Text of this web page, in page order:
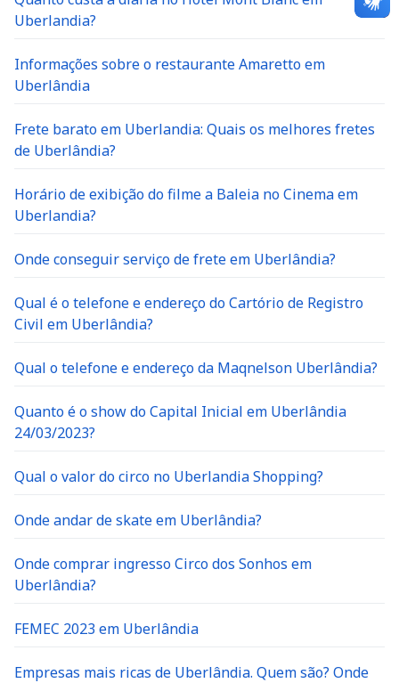
Uberlandia?
Informações sobre o restaurante Amaretto em
Uberlândia
Frete barato em Uberlandia: Quais os melhores fretes
de Uberlândia?
Horário de exibição do filme a Baleia no Cinema em
Uberlandia?
Onde conseguir serviço de frete em Uberlândia?
Qual é o telefone e endereço do Cartório de Registro
Civil em Uberlândia?
Qual o telefone e endereço da Maqnelson Uberlândia?
Quanto é o show do Capital Inicial em Uberlândia
24/03/2023?
Qual o valor do circo no Uberlandia Shopping?
Onde andar de skate em Uberlândia?
Onde comprar ingresso Circo dos Sonhos em
Uberlândia?
FEMEC 2023 em Uberlândia
Empresas mais ricas de Uberlândia. Quem são? Onde